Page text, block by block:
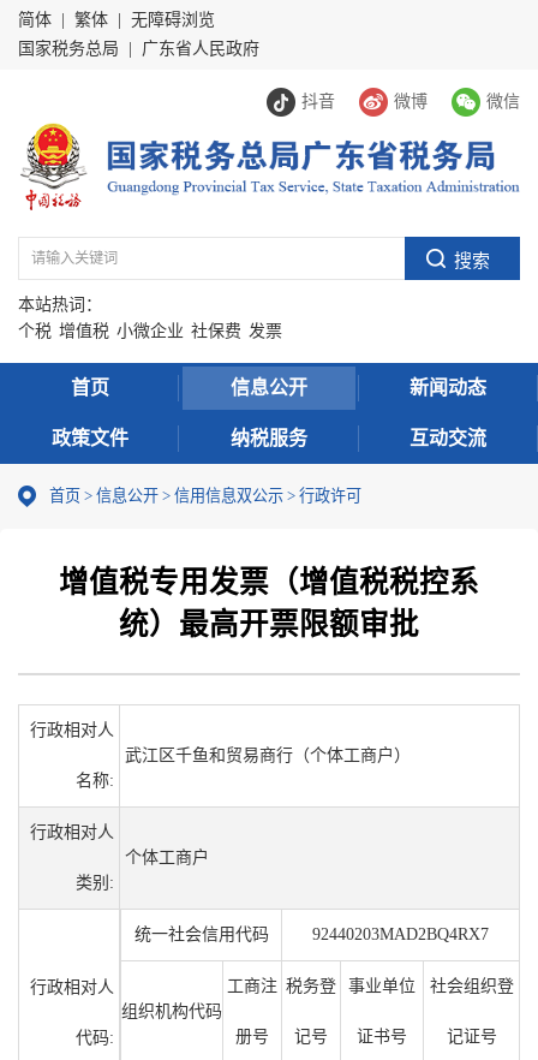
简体 繁体
无障碍浏览
国家税务总局
广东省人民政府
抖音 微博 微信
本站热词：
个税 增值税 小微企业 社保费 发票
首页 信息公开 新闻动态
政策文件 纳税服务 互动交流
首页 > 信息公开 > 信用信息双公示 > 行政许可
增值税专用发票（增值税税控系
统）最高开票限额审批
行政相对人
名称:
武江区千鱼和贸易商行（个体工商户）
行政相对人
类别:
个体工商户
行政相对人
代码:
统一社会信用代码 92440203MAD2BQ4RX7
组织机构代码
工商注
册号
税务登
记号
事业单位
证书号
社会组织登
记证号